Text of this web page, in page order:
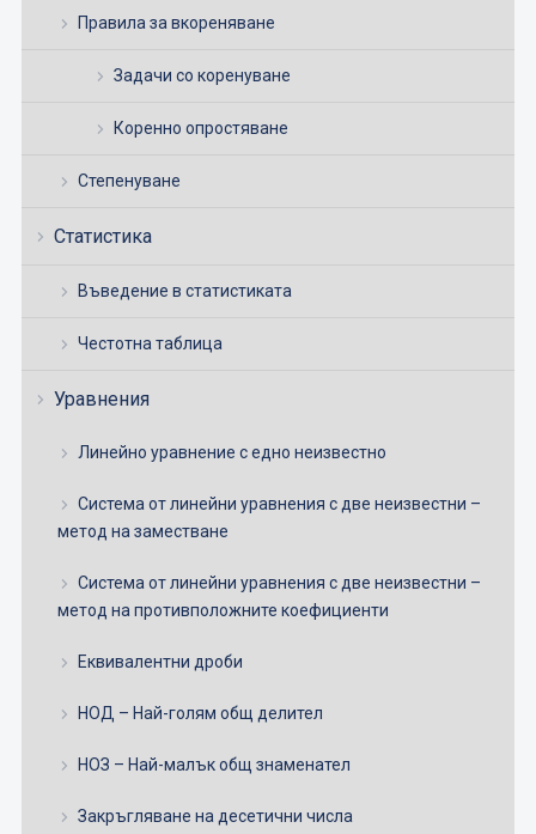
Правила за вкореняване
Задачи со коренуване
Коренно опростяване
Степенуване
Статистика
Въведение в статистиката
Честотна таблица
Уравнения
Линейно уравнение с едно неизвестно
Система от линейни уравнения с две неизвестни –
метод на заместване
Система от линейни уравнения с две неизвестни –
метод на противположните коефициенти
Еквивалентни дроби
НОД – Най-голям общ делител
НОЗ – Най-малък общ знаменател
Закръгляване на десетични числа